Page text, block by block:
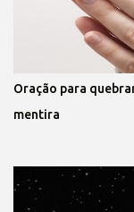
Oração para
mentira